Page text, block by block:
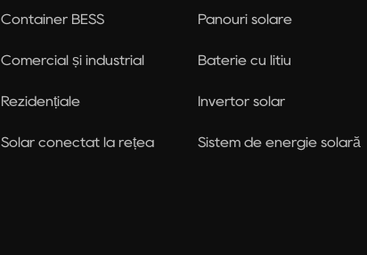
Container BESS
Comercial și industrial
Rezidențiale
Solar conectat la rețea
Panouri solare
Baterie cu litiu
Invertor solar
Sistem de energie solară